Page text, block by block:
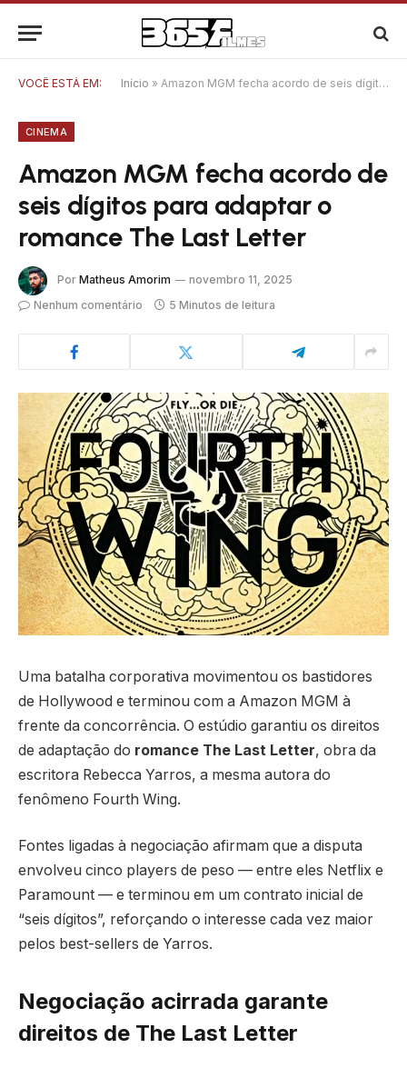
VOCÊ ESTÁ EM: Início » Amazon MGM fecha acordo de seis dígitos para adaptar o romance The Last Letter
CINEMA
Amazon MGM fecha acordo de
seis dígitos para adaptar o
romance The Last Letter
Por Matheus Amorim
novembro 11, 2025
Nenhum comentário
5 Minutos de leitura
Uma batalha corporativa movimentou os bastidores
de Hollywood e terminou com a Amazon MGM à
frente da concorrência. O estúdio garantiu os direitos
de adaptação do romance The Last Letter, obra da
escritora Rebecca Yarros, a mesma autora do
fenômeno Fourth Wing.
Fontes ligadas à negociação afirmam que a disputa
envolveu cinco players de peso — entre eles Netflix e
Paramount — e terminou em um contrato inicial de
“seis dígitos”, reforçando o interesse cada vez maior
pelos best-sellers de Yarros.
Negociação acirrada garante
direitos de The Last Letter